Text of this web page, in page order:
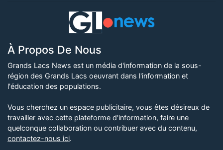
À Propos De Nous
Grands Lacs News est un média d'information de la sous-
région des Grands Lacs oeuvrant dans l'information et
l'éducation des populations.
Vous cherchez un espace publicitaire, vous êtes désireux de
travailler avec cette plateforme d'information, faire une
quelconque collaboration ou contribuer avec du contenu,
contactez-nous ici.